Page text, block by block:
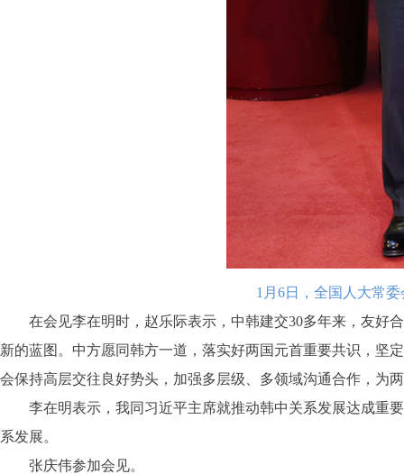
1月6日，全国人大常
在会见李在明时，赵乐际表示，中韩建交30多年来，友好合
新的蓝图。中方愿同韩方一道，落实好两国元首重要共识，坚
会保持高层交往良好势头，加强多层级、多领域沟通合作，为
李在明表示，我同习近平主席就推动韩中关系发展达成重要
系发展。
张庆伟参加会见。